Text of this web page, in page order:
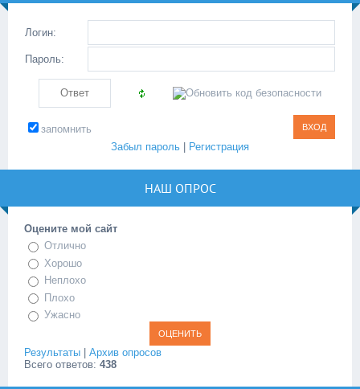
Логин:
Пароль:
запомнить
Забыл пароль
Регистрация
НАШ ОПРОС
Оцените мой сайт
Отлично
Хорошо
Неплохо
Плохо
Ужасно
Результаты
Архив опросов
Всего ответов: 438